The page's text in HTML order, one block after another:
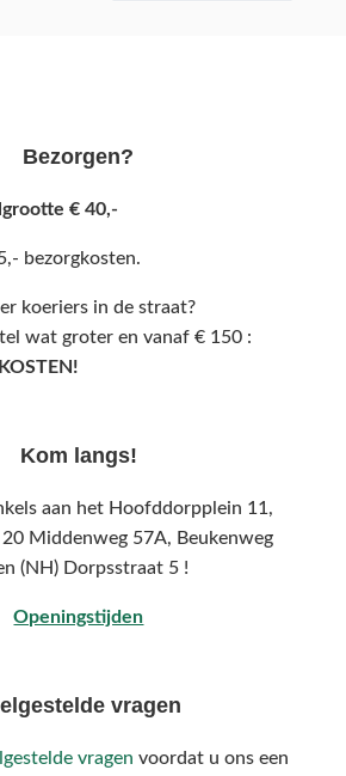
Bezorgen?
€ 40,-
bezorgkosten.
koeriers in de straat?
wat groter en vanaf € 150 :
Kom langs!
aan het Hoofddorpplein 11,
Middenweg 57A, Beukenweg
(NH) Dorpsstraat 5 !
Openingstijden
vragen
vragen voordat u ons een